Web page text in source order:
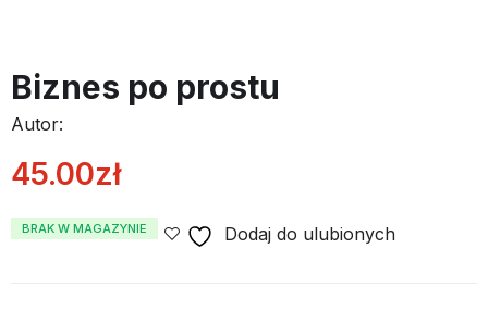
Biznes po prostu
Autor:
45.00zł
BRAK W MAGAZYNIE Dodaj do ulubionych